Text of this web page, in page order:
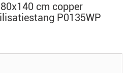
cm copper
P0135WP